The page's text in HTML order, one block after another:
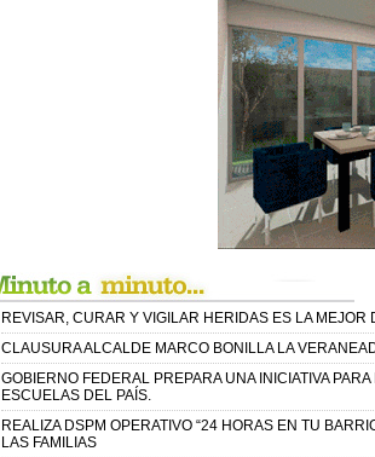
REVISAR, CURAR Y VIGILAR HERIDAS ES LA
CLAUSURA ALCALDE MARCO BONILLA LA
GOBIERNO FEDERAL PREPARA UNA INICIATIVA
ESCUELAS DEL PAÍS.
REALIZA DSPM OPERATIVO “24 HORAS EN TU
LAS FAMILIAS